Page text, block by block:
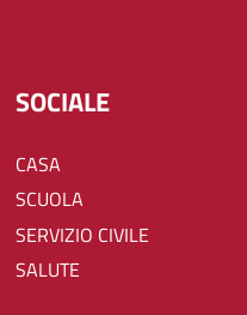
SOCIALE
CASA
SCUOLA
SERVIZIO CIVILE
SALUTE